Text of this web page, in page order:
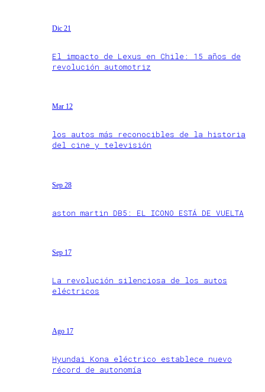
Dic 21
El impacto de Lexus en Chile: 15 años de
revolución automotriz
Mar 12
los autos más reconocibles de la historia
del cine y televisión
Sep 28
aston martin DB5: EL ICONO ESTÁ DE VUELTA
Sep 17
La revolución silenciosa de los autos
eléctricos
Ago 17
Hyundai Kona eléctrico establece nuevo
récord de autonomía